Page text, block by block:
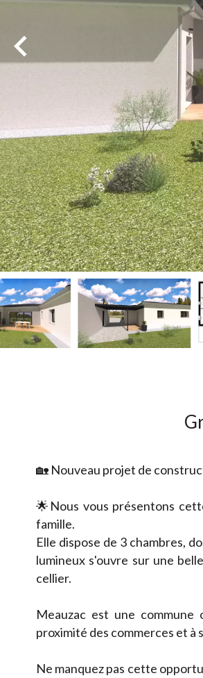
🏡 Nouveau projet de
🌟Nous vous présentons
famille.
Elle dispose de 3 chambres,
lumineux s'ouvre sur une
cellier.
Meauzac est une
proximité des commerces et
Ne manquez pas cette